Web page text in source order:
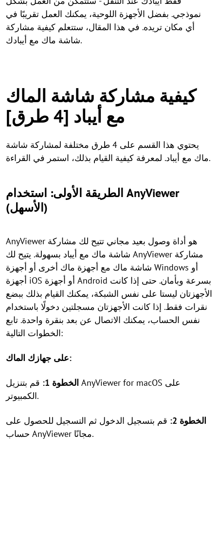
نموذجي. بفضل الأجهزة اللوحية، يمكنك العمل تقريبًا في
أي مكان تريده. في هذا المقال، ستتعلم كيفية مشاركة
شاشة ماك مع أيبادك.
كيفية مشاركة شاشة الماك
مع أيباد [4 طرق]
يحتوي هذا القسم على 4 طرق مختلفة لمشاركة شاشة
ماك مع أيباد. لمعرفة كيفية القيام بذلك، استمر في القراءة.
الطريقة الأولى: استخدام AnyViewer
(الأسهل)
AnyViewer هو أداة وصول بعيد مجاني تتيح لك مشاركة
شاشة ماك مع أيباد بسهولة. يتيح لك AnyViewer مشاركة
شاشة ماك مع أجهزة ماك أخرى أو أجهزة Windows أو
أجهزة iOS أو أجهزة Android بسرعة وبأمان. حتى إذا كانت
الأجهزتان ليستا على نفس الشبكة، يمكنك القيام بذلك ببضع
نقرات فقط. إذا كانت الأجهزتان مسجلتين دخولًا باستخدام
نفس الحساب، يمكنك الاتصال عن بعد بنقرة واحدة. تابع
الخطوات التالية:
على جهازك الماك:
الخطوة 1:
قم بتنزيل AnyViewer for macOS على
الكمبيوتر.
الخطوة 2:
قم بتسجيل الدخول ثم التسجيل للحصول على
حساب AnyViewer مجانًا.